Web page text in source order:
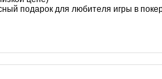
подарок для любителя игры в